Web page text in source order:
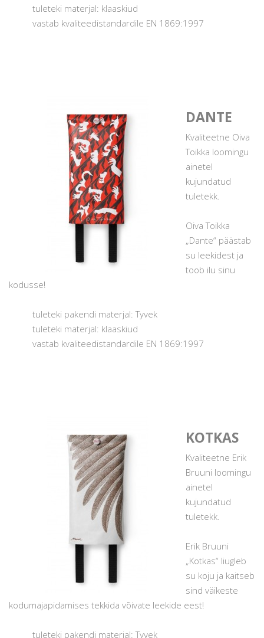
tuleteki materjal: klaaskiud
vastab kvaliteedistandardile EN 1869:1997
DANTE
Kvaliteetne Oiva
Toikka loomingu
ainetel
kujundatud
tuletekk.
Oiva Toikka
„Dante“ päästab
su leekidest ja
toob ilu sinu
kodusse!
tuleteki pakendi materjal: Tyvek
tuleteki materjal: klaaskiud
vastab kvaliteedistandardile EN 1869:1997
KOTKAS
Kvaliteetne Erik
Bruuni loomingu
ainetel
kujundatud
tuletekk.
Erik Bruuni
„Kotkas“ liugleb
su koju ja kaitseb
sind väikeste
kodumajapidamises tekkida võivate leekide eest!
tuleteki pakendi materjal: Tyvek